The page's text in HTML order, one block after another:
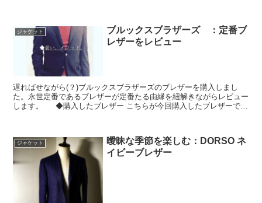
ジャケット
ブルックスブラザーズ ：定番ブ
レザーをレビュー
遅ればせながら(？)ブルックスブラザーズのブレザーを購入しまし
た。永世定番であるブレザーが定番たる由縁を紐解きながらレビュー
します。 ◆購入したブレザー こちらが今回購入したブレザーで
ジャケット
曖昧な季節を楽しむ：DORSO ネ
イビーブレザー